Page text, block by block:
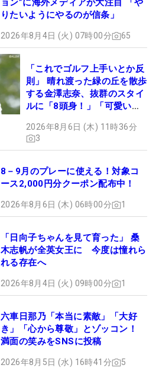
ョン”に海外メディアが大注目 「や
りたいようにやるのが信条」
2026年8月4日 (火) 07時00分 65
「これでゴルフ上手いとか反
則」 晴れ渡った緑の丘を散歩
する金澤志奈、抜群のスタイ
ルに「8頭身！」「可愛いに
2026年8月6日 (木) 11時36分
3
8－9月のプレーに使える！対象コ
ース2,000円分クーポン配布中！
2026年8月6日 (木) 06時00分 1
「日向子ちゃんを見て育った」 桑
木志帆が全英女王に 今度は憧れら
れる存在へ
2026年8月4日 (火) 09時00分 1
六車日那乃「本当に素敵」「大好
き」「心から尊敬」とゾッコン！
満面の笑みをSNSに投稿
2026年8月5日 (水) 16時41分 5